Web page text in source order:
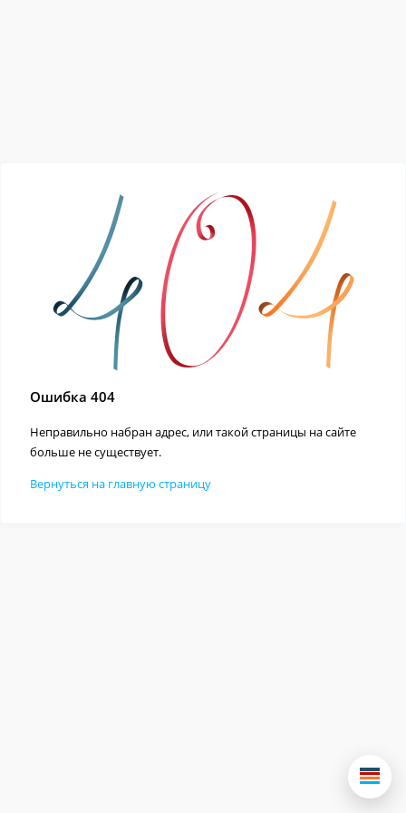
Ошибка 404
Неправильно набран адрес, или такой страницы на сайте
больше не существует.
Вернуться на главную страницу